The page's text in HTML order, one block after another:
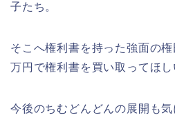
子たち。
そこへ権利書を持った強面の
万円で権利書を買い取ってほし
今後のちむどんどんの展開も気